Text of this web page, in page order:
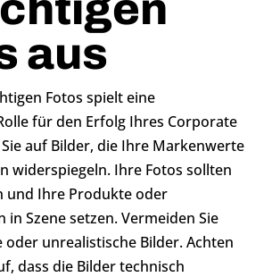
aus
Fotos spielt eine
für den Erfolg Ihres Corporate
Sie auf Bilder, die Ihre Markenwerte
widerspiegeln. Ihre Fotos sollten
und Ihre Produkte oder
in Szene setzen. Vermeiden Sie
unrealistische Bilder. Achten
dass die Bilder technisch